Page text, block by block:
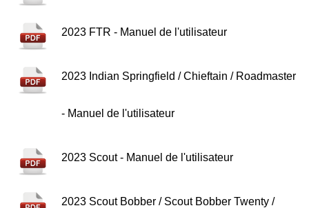
2023 FTR - Manuel de l'utilisateur
2023 Indian Springfield / Chieftain / Roadmaster
- Manuel de l'utilisateur
2023 Scout - Manuel de l'utilisateur
2023 Scout Bobber / Scout Bobber Twenty /